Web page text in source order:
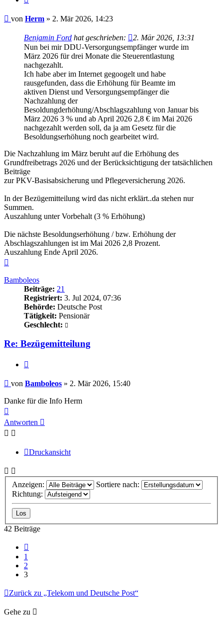
Beitrag
von Herm » 2. Mär 2026, 14:23
Benjamin Ford hat geschrieben:
2. Mär 2026, 13:31
Nun bei mir DDU-Versorgungsempfänger wurde im
März 2026 für drei Monate die Steuerentlastung
nachgezahlt.
Ich habe aber im Internet gegoogelt und habe
rausgefunden, dass die Erhöhung für Beamte im
aktiven Dienst und Versorgungsempfänger die
Nachzahlung der
Besoldungderhöhung/Abschlagszahlung von Januar bis
März 2026 3 % und ab April 2026 2,8 € im Mai 2026
nachgezahlt werden soll, da ja am Gesetz für die
Besoldungserhöhung noch gearbeitet wird.
Die Nachzahlung im März beruht auf die Erhöhung des
Grundfreibetrags 2026 und der Berücksichtigung der tatsächlichen
Beiträge
zur PKV-Basisabsicherung und Pflegeversicherung 2026.
In der Bezügemitteilung wird das nicht erklärt..da stehen nur
Summen.
Auszahlung unter Vorbehalt (3 % Erhöhung)
Die nächste Besoldungserhöhung / bzw. Erhöhung der
Abschlagszahlungen ist im Mai 2026 2,8 Prozent.
Auszahlung Ende April 2026.
Bamboleos
Beiträge: 21
Registriert: 3. Jul 2024, 07:36
Behörde: Deutsche Post
Tätigkeit: Pensionär
Geschlecht:
Re: Bezügemitteilung
Beitrag
von Bamboleos » 2. Mär 2026, 15:40
Danke für die Info Herm
oben
Antworten
Druckansicht
Anzeigen:
Sortiere nach:
Richtung:
42 Beiträge
1
2
3
Zurück zu „Telekom und Deutsche Post“
Gehe zu